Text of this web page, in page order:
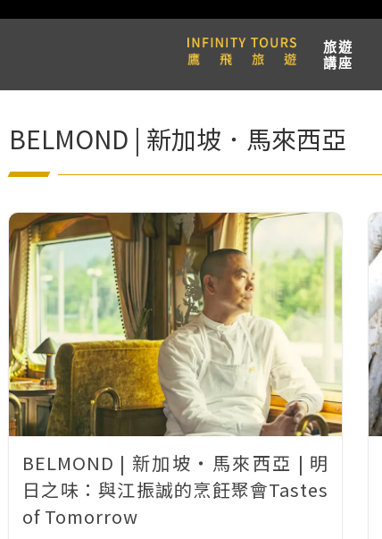
旅遊
講座
BELMOND | 新加坡．馬來西亞
BELMOND | 新加坡‧馬來西亞 | 明
日之味：與江振誠的烹飪聚會Tastes
of Tomorrow